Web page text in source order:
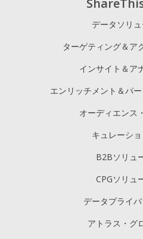
データソリ
ターゲティング＆ア
インサイト＆ア
エンリッチメント＆パ
オーディエンス
キュレーシ
B2Bソリュ
CPGソリュ
データプライ
アトラス・グ